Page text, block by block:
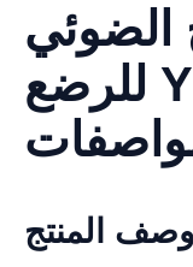
الضوئي
للرضع YR06223: مقارنة
وصف المنتج